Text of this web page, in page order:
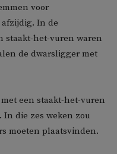
voor
In de
staakt-het-vuren waren
de dwarsligger met
een staakt-het-vuren
die zes weken zou
moeten plaatsvinden.